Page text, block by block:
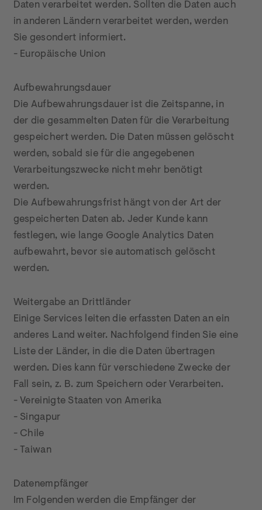
Daten verarbeitet werden. Sollten die Daten auch
in anderen Ländern verarbeitet werden, werden
Sie gesondert informiert.
- Europäische Union
Aufbewahrungsdauer
Die Aufbewahrungsdauer ist die Zeitspanne, in
der die gesammelten Daten für die Verarbeitung
gespeichert werden. Die Daten müssen gelöscht
werden, sobald sie für die angegebenen
Verarbeitungszwecke nicht mehr benötigt
werden.
Die Aufbewahrungsfrist hängt von der Art der
gespeicherten Daten ab. Jeder Kunde kann
festlegen, wie lange Google Analytics Daten
aufbewahrt, bevor sie automatisch gelöscht
werden.
Weitergabe an Drittländer
Einige Services leiten die erfassten Daten an ein
anderes Land weiter. Nachfolgend finden Sie eine
Liste der Länder, in die die Daten übertragen
werden. Dies kann für verschiedene Zwecke der
Fall sein, z. B. zum Speichern oder Verarbeiten.
- Vereinigte Staaten von Amerika
- Singapur
- Chile
- Taiwan
Datenempfänger
Im Folgenden werden die Empfänger der